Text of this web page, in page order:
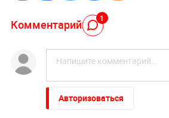
Комментарий 1
Авторизоваться